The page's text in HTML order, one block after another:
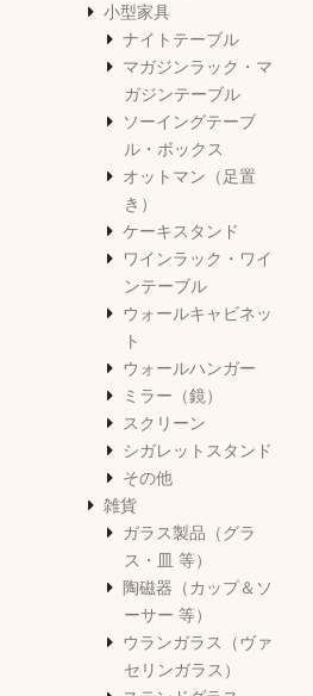
小型家具
ナイトテーブル
マガジンラック・マ
ガジンテーブル
ソーイングテーブ
ル・ボックス
オットマン（足置
き）
ケーキスタンド
ワインラック・ワイ
ンテーブル
ウォールキャビネッ
ト
ウォールハンガー
ミラー（鏡）
スクリーン
シガレットスタンド
その他
雑貨
ガラス製品（グラ
ス・皿 等）
陶磁器（カップ＆ソ
ーサー 等）
ウランガラス（ヴァ
セリンガラス）